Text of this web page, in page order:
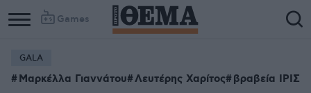
Games
GALA
Μαρκέλλα Γιαννάτου Λευτέρης Χαρίτος βραβεία ΙΡΙΣ